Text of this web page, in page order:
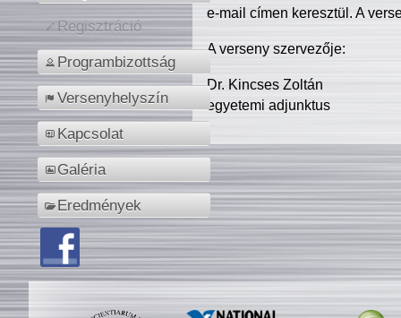
Regisztráció
Programbizottság
Versenyhelyszín
Kapcsolat
Galéria
Eredmények
e-mail címen keresztül. A
A verseny szervezője:
Dr. Kincses Zoltán
egyetemi adjunktus